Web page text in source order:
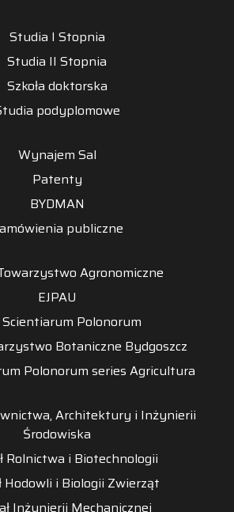
Studia I Stopnia
Studia II Stopnia
Szkoła doktorska
podyplomowe
Wynajem Sal
Patenty
BYDMAN
publiczne
Agronomiczne
EJPAU
Polonorum
Botaniczne Bydgoszcz
Polonorum series Agricultura
Architektury i Inżynierii
Środowiska
Rolnictwa i Biotechnologii
Hodowli i Biologii Zwierząt
Inżynierii Mechanicznej